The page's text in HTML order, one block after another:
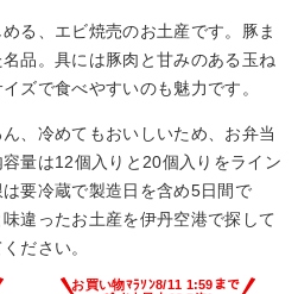
る、エビ焼売のお土産です。豚ま
品。具には豚肉と甘みのある玉ね
ズで食べやすいのも魅力です。
、冷めてもおいしいため、お弁当
量は12個入りと20個入りをライン
要冷蔵で製造日を含め5日間で
違ったお土産を伊丹空港で探して
ださい。